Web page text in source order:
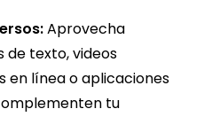
Aprovecha
de texto, videos
en línea o aplicaciones
tu